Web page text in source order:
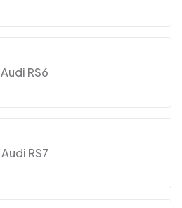
Audi RS6
Audi RS7